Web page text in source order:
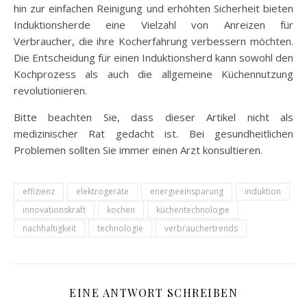
hin zur einfachen Reinigung und erhöhten Sicherheit bieten
Induktionsherde eine Vielzahl von Anreizen für
Verbraucher, die ihre Kocherfahrung verbessern möchten.
Die Entscheidung für einen Induktionsherd kann sowohl den
Kochprozess als auch die allgemeine Küchennutzung
revolutionieren.
Bitte beachten Sie, dass dieser Artikel nicht als
medizinischer Rat gedacht ist. Bei gesundheitlichen
Problemen sollten Sie immer einen Arzt konsultieren.
effizienz elektrogeräte energieeinsparung
induktion
innovationskraft
kochen
küchentechnologie
nachhaltigkeit
technologie verbrauchertrends
EINE ANTWORT SCHREIBEN